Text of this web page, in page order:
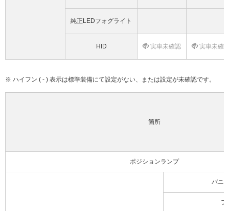
純正LEDフォグライト
HID 実車未確認 実車未確
※ ハイフン ( - ) 表示は標準装備にて設定がない、または設定が未確認です。
箇所
ポジションランプ
バニ
フ